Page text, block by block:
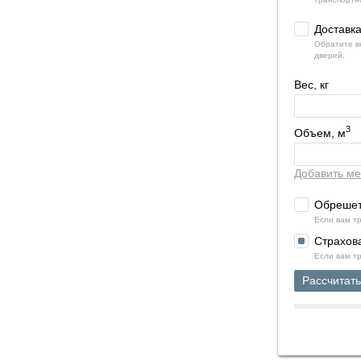
Обратите
дверей.
Вес, кг
Объем, м3
Добавить
Если вам
Если вам
Рассчитать